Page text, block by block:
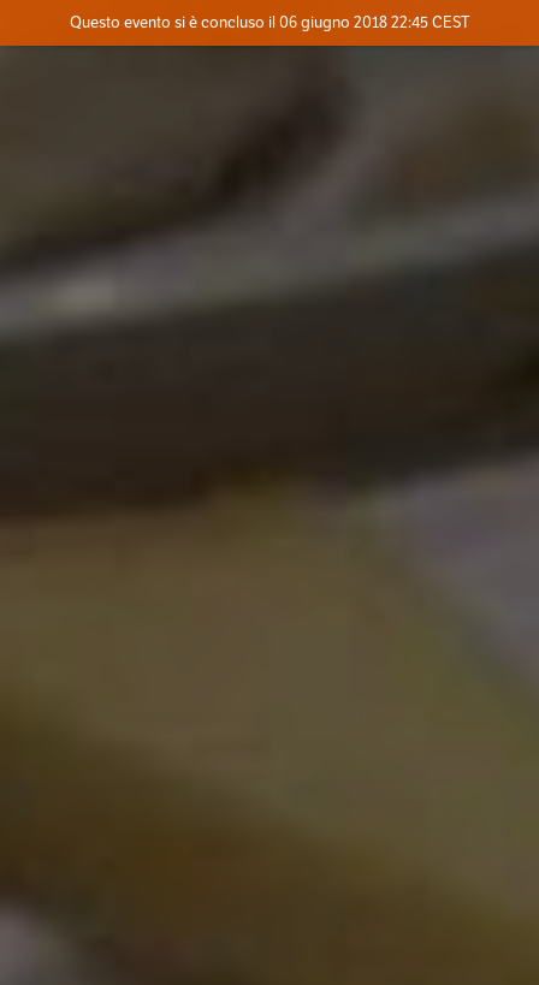
Dove
Questo evento si è concluso il 06 giugno 2018 22:45 CEST